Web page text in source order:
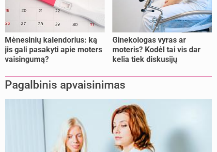
Mėnesinių kalendorius: ką
jis gali pasakyti apie moters
vaisingumą?
Ginekologas vyras ar
moteris? Kodėl tai vis dar
kelia tiek diskusijų
Pagalbinis apvaisinimas